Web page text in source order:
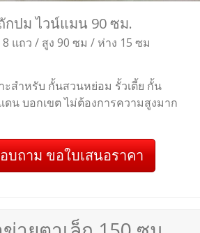
กปม ไวน์แมน 90 ซม.
8 แถว / สูง 90 ซม / ห่าง 15 ซม
ะสำหรับ กั้นสวนหย่อม รั้วเตี้ย กั้น
ดน บอกเขต ไม่ต้องการความสูงมาก
บถาม ขอใบเสนอราคา